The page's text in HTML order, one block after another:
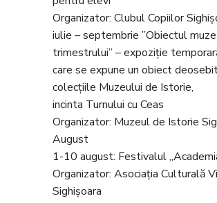
Organizator: Clubul Copiilor
iulie – septembrie ”Obiectul
trimestrului” – expoziție
care se expune un obiect
colecțiile Muzeului de Istorie,
incinta Turnului cu Ceas
Organizator: Muzeul de Istorie
August
1-10 august: Festivalul
Organizator: Asociația Culturală
Sighișoara